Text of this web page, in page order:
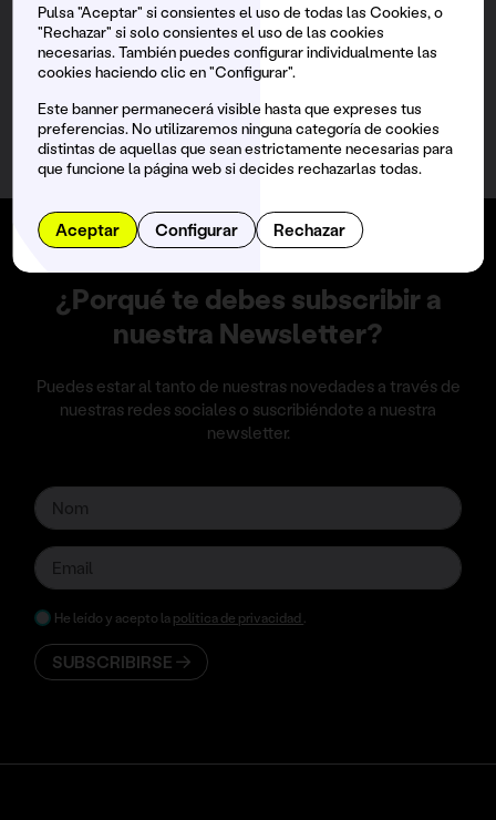
¿Porqué te debes subscribir a
nuestra Newsletter?
Puedes estar al tanto de nuestras novedades a través de
nuestras redes sociales o suscribiéndote a nuestra
newsletter.
He leído y acepto la política de privacidad
SUBSCRIBIRSE
Pulsa "Aceptar" si consientes el uso de todas las Cookies, o
"Rechazar" si solo consientes el uso de las cookies
necesarias. También puedes configurar individualmente las
cookies haciendo clic en "Configurar".
Este banner permanecerá visible hasta que expreses tus
preferencias. No utilizaremos ninguna categoría de cookies
distintas de aquellas que sean estrictamente necesarias para
que funcione la página web si decides rechazarlas todas.
Aceptar Configurar Rechazar